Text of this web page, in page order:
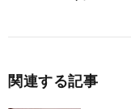
関連する記事